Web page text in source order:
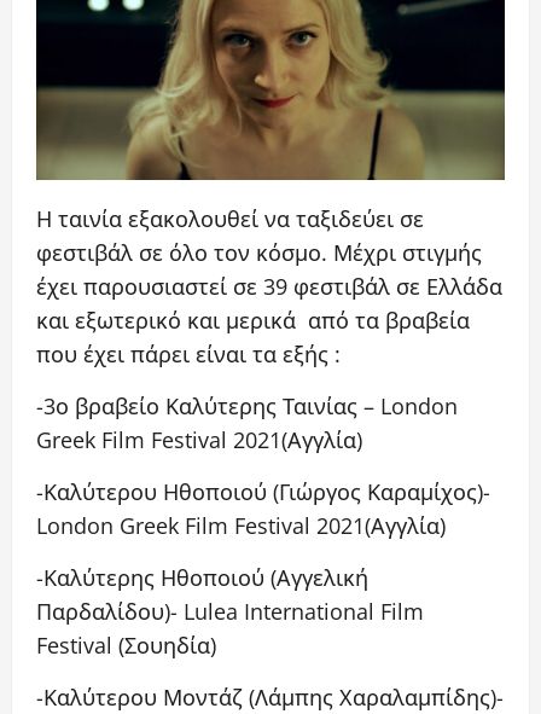
Η ταινία εξακολουθεί να ταξιδεύει σε
φεστιβάλ σε όλο τον κόσμο. Μέχρι στιγμής
έχει παρουσιαστεί σε 39 φεστιβάλ σε Ελλάδα
και εξωτερικό και μερικά από τα βραβεία
που έχει πάρει είναι τα εξής :
-3ο βραβείο Καλύτερης Ταινίας – London
Greek Film Festival 2021(Αγγλία)
-Καλύτερου Ηθοποιού (Γιώργος Καραμίχος)-
London Greek Film Festival 2021(Αγγλία)
-Καλύτερης Ηθοποιού (Αγγελική
Παρδαλίδου)- Lulea International Film
Festival (Σουηδία)
-Καλύτερου Μοντάζ (Λάμπης Χαραλαμπίδης)-